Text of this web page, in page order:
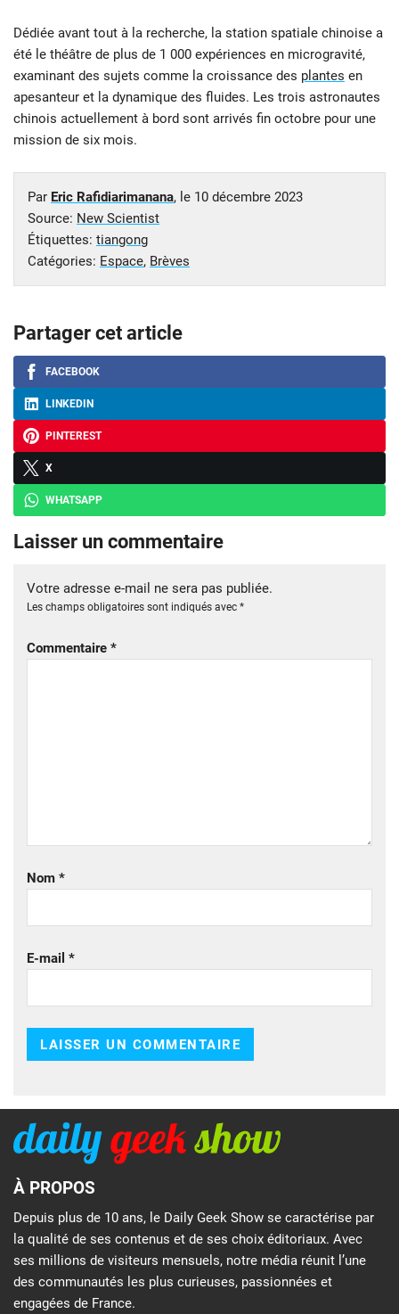
Dédiée avant tout à la recherche, la station spatiale chinoise a
été le théâtre de plus de 1 000 expériences en microgravité,
examinant des sujets comme la croissance des plantes en
apesanteur et la dynamique des fluides. Les trois astronautes
chinois actuellement à bord sont arrivés fin octobre pour une
mission de six mois.
Par Eric Rafidiarimanana, le 10 décembre 2023
Source: New Scientist
Étiquettes: tiangong
Catégories: Espace, Brèves
Partager cet article
FACEBOOK
LINKEDIN
PINTEREST
X
WHATSAPP
Laisser un commentaire
Votre adresse e-mail ne sera pas publiée.
Les champs obligatoires sont indiqués avec *
Commentaire *
Nom *
E-mail *
À PROPOS
Depuis plus de 10 ans, le Daily Geek Show se caractérise par
la qualité de ses contenus et de ses choix éditoriaux. Avec
ses millions de visiteurs mensuels, notre média réunit l’une
des communautés les plus curieuses, passionnées et
engagées de France.